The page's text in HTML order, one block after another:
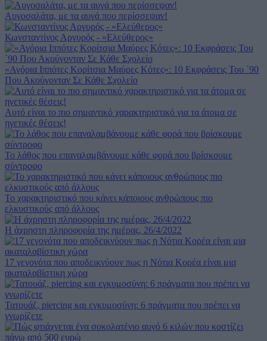
Αυγοσαλάτα, με τα αυγά που περίσσεψαν!
Κωνσταντίνος Αργυρός - «Ελεύθερος»
«Αγόρια Ιππότες Κορίτσια Μαύρες Κότες»: 10 Εκφράσεις Του ΄90
Που Ακούγονταν Σε Κάθε Σχολείο
Αυτό είναι το πιο σημαντικό χαρακτηριστικό για τα άτομα σε
ηγετικές θέσεις!
Το λάθος που επαναλαμβάνουμε κάθε φορά που βρίσκουμε
σύντροφο
Το χαρακτηριστικό που κάνει κάποιους ανθρώπους πιο
ελκυστικούς από άλλους
Η άχρηστη πληροφορία της ημέρας, 26/4/2022
17 γεγονότα που αποδεικνύουν πως η Νότια Κορέα είναι μια
ακαταλαβίστικη χώρα
Τατουάζ, piercing και εγκυμοσύνη: 6 πράγματα που πρέπει να
γνωρίζετε